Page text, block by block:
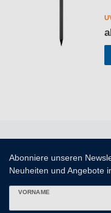
Abonniere unseren
Neuheiten und Angebote
VORNAME